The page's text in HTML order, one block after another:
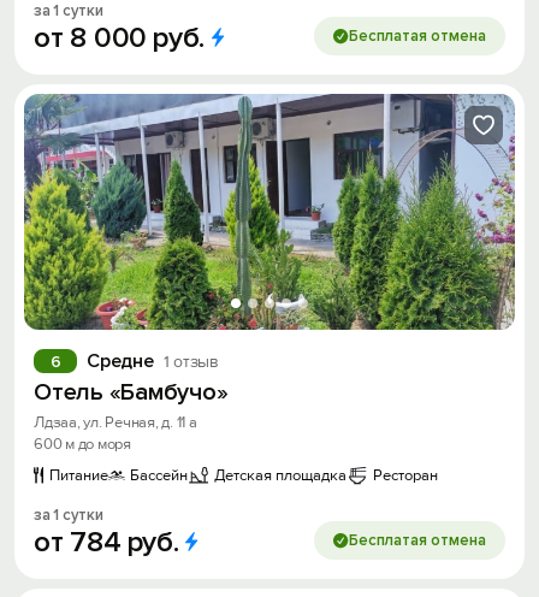
за 1 сутки
от 8 000 руб. Бесплатая отмена
Средне 1 отзыв
6
Отель «Бамбучо»
Лдзаа, ул. Речная, д. 11 а
600 м до моря
Питание
Бассейн Детская площадка Ресторан
за 1 сутки
от 784 руб. Бесплатая отмена